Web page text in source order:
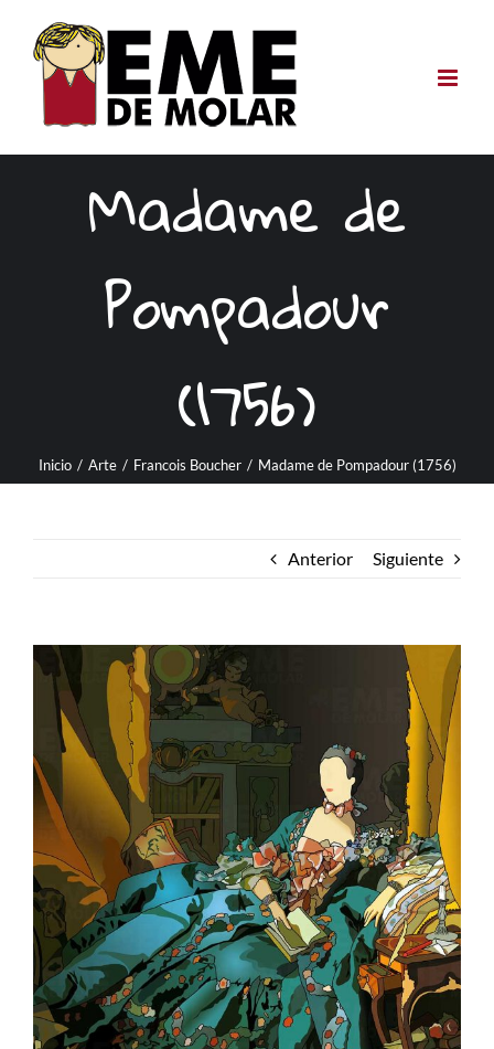
contenido
Madame de
Pompadour
(1756)
Inicio / Arte / Francois Boucher / Madame de Pompadour (1756)
Anterior Siguiente
Ver
imagen
más
grande